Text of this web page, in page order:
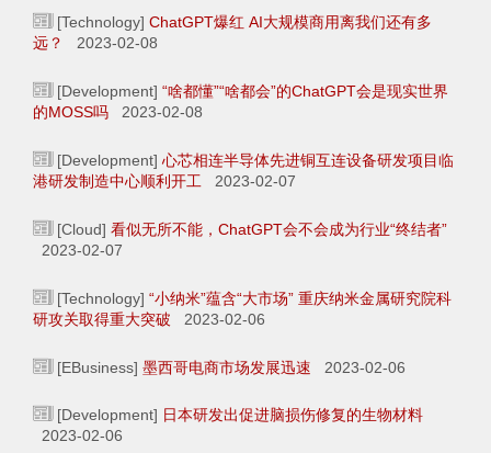
[Technology] ChatGPT爆红 AI大规模商用离我们还有多
远？
2023-02-08
[Development] “啥都懂”“啥都会”的ChatGPT会是现实世界
的MOSS吗 2023-02-08
[Development] 心芯相连半导体先进铜互连设备研发项目临
港研发制造中心顺利开工 2023-02-07
[Cloud] 看似无所不能，ChatGPT会不会成为行业“终结者”
2023-02-07
[Technology] “小纳米”蕴含“大市场” 重庆纳米金属研究院科
研攻关取得重大突破 2023-02-06
[EBusiness] 墨西哥电商市场发展迅速 2023-02-06
[Development] 日本研发出促进脑损伤修复的生物材料
2023-02-06